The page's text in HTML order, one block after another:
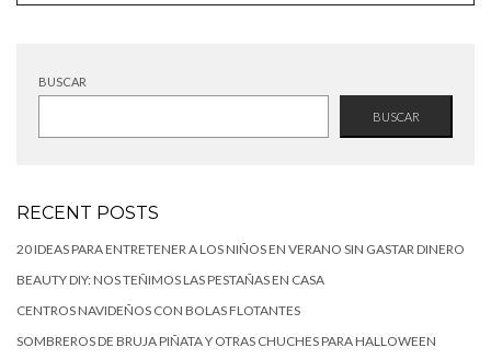
BUSCAR
BUSCAR
RECENT POSTS
20 IDEAS PARA ENTRETENER A LOS NIÑOS EN VERANO SIN GASTAR DINERO
BEAUTY DIY: NOS TEÑIMOS LAS PESTAÑAS EN CASA
CENTROS NAVIDEÑOS CON BOLAS FLOTANTES
SOMBREROS DE BRUJA PIÑATA Y OTRAS CHUCHES PARA HALLOWEEN